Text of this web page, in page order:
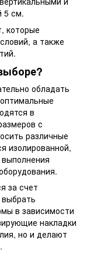
5 см.
которые
а также
обладать
в
с
различные
изолированной,
за счет
в зависимости
накладки
но и делают